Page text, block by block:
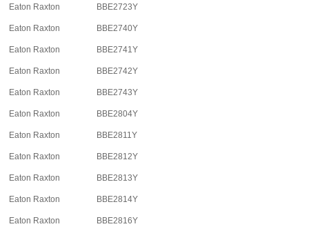
Eaton Raxton BBE2723Y
Eaton Raxton BBE2740Y
Eaton Raxton BBE2741Y
Eaton Raxton BBE2742Y
Eaton Raxton BBE2743Y
Eaton Raxton BBE2804Y
Eaton Raxton BBE2811Y
Eaton Raxton BBE2812Y
Eaton Raxton BBE2813Y
Eaton Raxton BBE2814Y
Eaton Raxton BBE2816Y